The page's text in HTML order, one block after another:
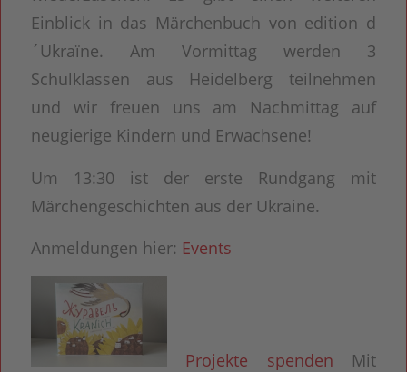
Einblick in das Märchenbuch von edition d
´Ukraïne. Am Vormittag werden 3
Schulklassen aus Heidelberg teilnehmen
und wir freuen uns am Nachmittag auf
neugierige Kindern und Erwachsene!
Um 13:30 ist der erste Rundgang mit
Märchengeschichten aus der Ukraine.
Anmeldungen hier: Events
Projekte spenden Mit